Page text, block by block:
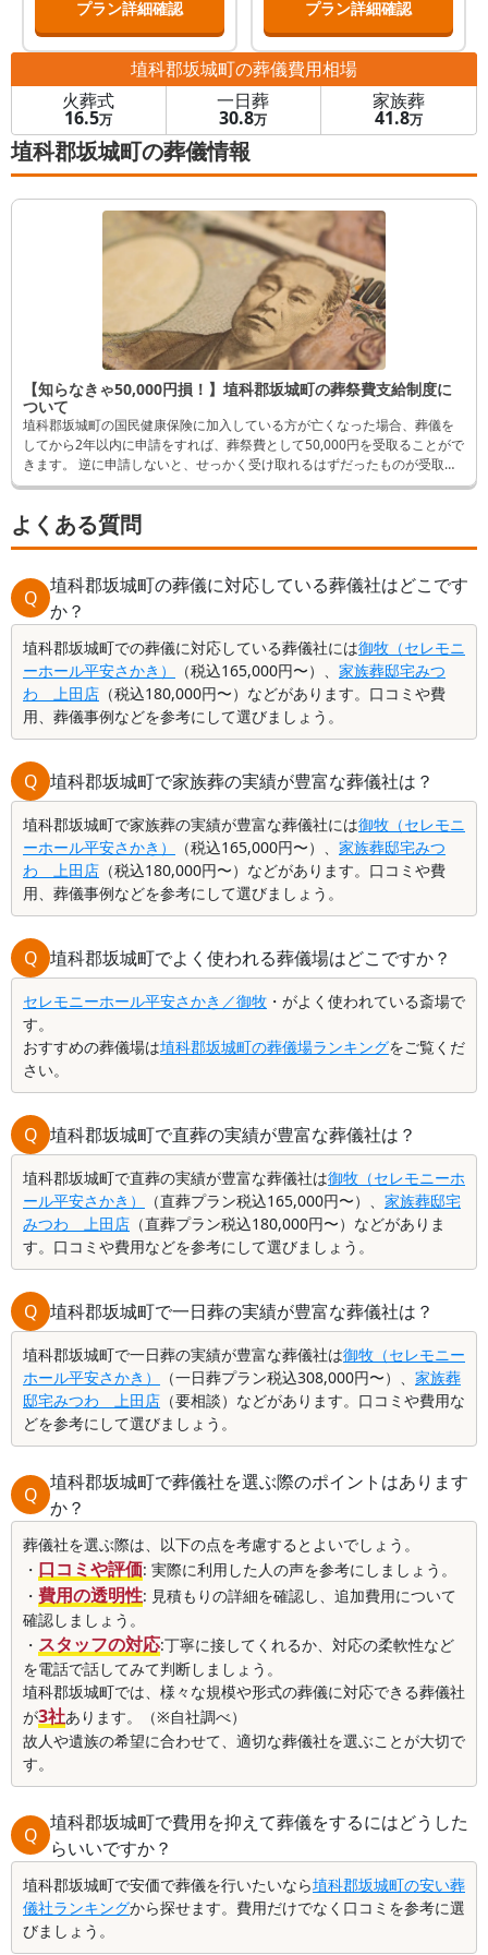
プラン詳細確認 プラン詳細確認
埴科郡坂城町の葬儀費用相場
火葬式
16.5万
一日葬
30.8万
家族葬
41.8万
埴科郡坂城町の葬儀情報
【知らなきゃ50,000円損！】埴科郡坂城町の葬祭費支給制度に
ついて
埴科郡坂城町の国民健康保険に加入している方が亡くなった場合、葬儀を
してから2年以内に申請をすれば、葬祭費として50,000円を受取ることがで
きます。 逆に申請しないと、せっかく受け取れるはずだったものが受取れ
なくなってしまいます。 そんなことにならないよう、この記事では申請方
よくある質問
Q
埴科郡坂城町の葬儀に対応している葬儀社はどこです
か？
埴科郡坂城町での葬儀に対応している葬儀社には御牧（セレモニ
ーホール平安さかき）
（税込165,000円〜）、 家族葬邸宅みつ
わ 上田店 （税込180,000円〜）などがあります。口コミや費
用、葬儀事例などを参考にして選びましょう。
Q 埴科郡坂城町で家族葬の実績が豊富な葬儀社は？
埴科郡坂城町で家族葬の実績が豊富な葬儀社には御牧（セレモニ
ーホール平安さかき）
（税込165,000円〜）、 家族葬邸宅みつ
わ 上田店 （税込180,000円〜）などがあります。口コミや費
用、葬儀事例などを参考にして選びましょう。
Q 埴科郡坂城町でよく使われる葬儀場はどこですか？
セレモニーホール平安さかき／御牧 ・がよく使われている斎場で
す。
おすすめの葬儀場は埴科郡坂城町の葬儀場ランキングをご覧くだ
さい。
Q 埴科郡坂城町で直葬の実績が豊富な葬儀社は？
埴科郡坂城町で直葬の実績が豊富な葬儀社は御牧（セレモニーホ
ール平安さかき）
（直葬プラン税込165,000円〜）、 家族葬邸宅
みつわ 上田店 （直葬プラン税込180,000円〜）などがありま
す。口コミや費用などを参考にして選びましょう。
Q 埴科郡坂城町で一日葬の実績が豊富な葬儀社は？
埴科郡坂城町で一日葬の実績が豊富な葬儀社は御牧（セレモニー
ホール平安さかき）
（一日葬プラン税込308,000円〜）、 家族葬
邸宅みつわ 上田店 （要相談）などがあります。口コミや費用な
どを参考にして選びましょう。
Q
埴科郡坂城町で葬儀社を選ぶ際のポイントはあります
か？
葬儀社を選ぶ際は、以下の点を考慮するとよいでしょう。
・ 口コミや評価: 実際に利用した人の声を参考にしましょう。
・ 費用の透明性: 見積もりの詳細を確認し、追加費用について
確認しましょう。
・ スタッフの対応:丁寧に接してくれるか、対応の柔軟性など
を電話で話してみて判断しましょう。
埴科郡坂城町では、様々な規模や形式の葬儀に対応できる葬儀社
が3社あります。（※自社調べ）
故人や遺族の希望に合わせて、適切な葬儀社を選ぶことが大切で
す。
Q
埴科郡坂城町で費用を抑えて葬儀をするにはどうした
らいいですか？
埴科郡坂城町で安価で葬儀を行いたいなら埴科郡坂城町の安い葬
儀社ランキングから探せます。費用だけでなく口コミを参考に選
びましょう。